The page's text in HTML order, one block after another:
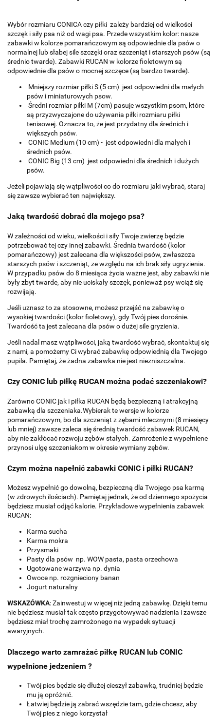
Wybór rozmiaru CONICA czy piłki zależy bardziej od wielkości
szczęk i siły psa niż od wagi psa. Przede wszystkim kolor: nasze
zabawki w kolorze pomarańczowym są odpowiednie dla psów o
normalnej lub słabej sile szczęki oraz szczeniąt i starszych psów (są
średnio twarde). Zabawki RUCAN w kolorze fioletowym są
odpowiednie dla psów o mocnej szczęce (są bardzo twarde).
Mniejszy rozmiar piłki S (5 cm) jest odpowiedni dla małych
psów i miniaturowych psow.
Średni rozmiar piłki M (7cm) pasuje wszystkim psom, które
są przyzwyczajone do używania piłki rozmiaru piłki
tenisowej. Oznacza to, że jest przydatny dla średnich i
większych psów.
CONIC Medium (10 cm) - jest odpowiedni dla małych i
średnich psów.
CONIC Big (13 cm) jest odpowiedni dla średnich i dużych
psów.
Jeżeli pojawiają się wątpliwości co do rozmiaru jaki wybrać, staraj
się zawsze wybierać ten największy.
Jaką twardość dobrać dla mojego psa?
W zależności od wieku, wielkości i siły Twoje zwierzę będzie
potrzebować tej czy innej zabawki. Średnia twardość (kolor
pomarańczowy) jest zalecana dla większości psów, zwłaszcza
starszych psów i szczeniąt, ze względu na ich brak siły ugryzienia.
W przypadku psów do 8 miesiąca życia ważne jest, aby zabawki nie
były zbyt twarde, aby nie uciskały szczęk, ponieważ psy wciąż się
rozwijają.
Jeśli uznasz to za stosowne, możesz przejść na zabawkę o
wysokiej twardości (kolor fioletowy), gdy Twój pies dorośnie.
Twardość ta jest zalecana dla psów o dużej sile gryzienia.
Jeśli nadal masz wątpliwości, jaką twardość wybrać, skontaktuj się
z nami, a pomożemy Ci wybrać zabawkę odpowiednią dla Twojego
pupila. Pamiętaj, że żadna zabawka nie jest niezniszczalna.
Czy CONIC lub piłkę RUCAN można podać szczeniakowi?
Zarówno CONIC jak i piłka RUCAN będą bezpieczną i atrakcyjną
zabawką dla szczeniaka.Wybierak te wersje w kolorze
pomarańczowym, bo dla szczeniąt z zębami mlecznymi (8 miesięcy
lub mniej) zawsze zaleca się średnią twardość zabawek RUCAN,
aby nie zakłócać rozwoju zębów stałych. Zamrożenie z wypełniene
przynosi ulgę szczeniakom w okresie wymiany zębów.
Czym można napełnić zabawki CONIC i piłki RUCAN?
Możesz wypełnić go dowolną, bezpieczną dla Twojego psa karmą
(w zdrowych ilościach). Pamiętaj jednak, że od dziennego spożycia
będziesz musiał odjąć kalorie. Przykładowe wypełnienia zabawek
RUCAN:
Karma sucha
Karma mokra
Przysmaki
Pasty dla psów np. WOW pasta, pasta orzechowa
Ugotowane warzywa np. dynia
Owoce np. rozgnieciony banan
Jogurt naturalny
WSKAZÓWKA: Zainwestuj w więcej niż jedną zabawkę. Dzięki temu
nie będziesz musiał tak często przygotowywać nadzienia i zawsze
będziesz miał trochę zamrożonego na wypadek sytuacji
awaryjnych.
Dlaczego warto zamrażać piłkę RUCAN lub CONIC
wypełnione jedzeniem ?
Twój pies będzie się dłużej cieszył zabawką, trudniej będzie
mu ją opróżnić.
Łatwiej będzie ją zabrać wszędzie tam, gdzie chcesz, aby
Twój pies z niego korzystał